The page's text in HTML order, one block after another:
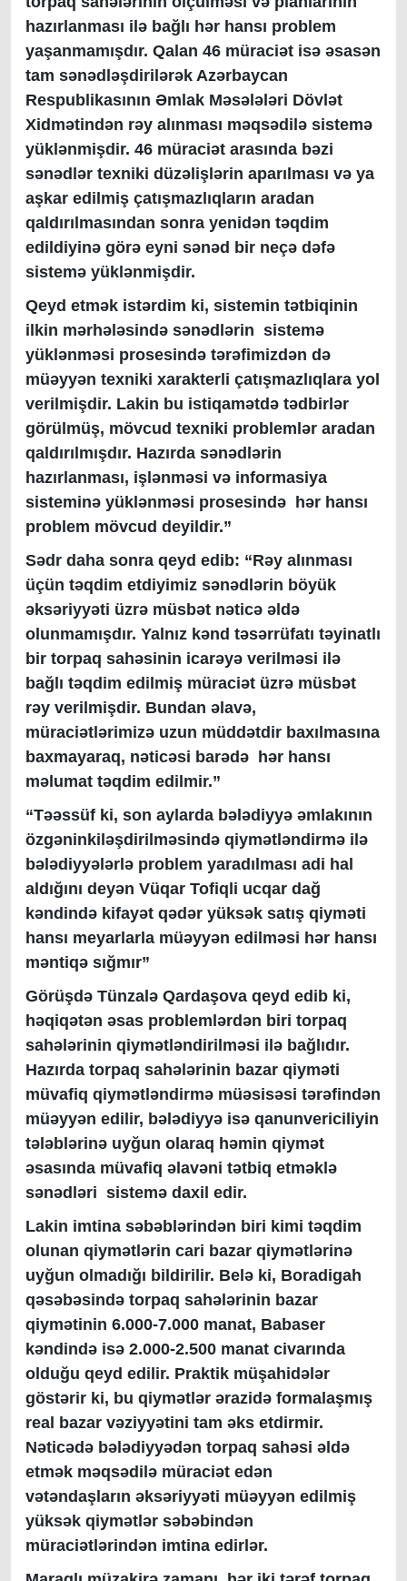
hazırlanması ilə bağlı hər hansı problem
yaşanmamışdır. Qalan 46 müraciət isə əsasən
tam sənədləşdirilərək Azərbaycan
Respublikasının Əmlak Məsələləri Dövlət
Xidmətindən rəy alınması məqsədilə sistemə
yüklənmişdir. 46 müraciət arasında bəzi
sənədlər texniki düzəlişlərin aparılması və ya
aşkar edilmiş çatışmazlıqların aradan
qaldırılmasından sonra yenidən təqdim
edildiyinə görə eyni sənəd bir neçə dəfə
sistemə yüklənmişdir.
Qeyd etmək istərdim ki, sistemin tətbiqinin
ilkin mərhələsində sənədlərin sistemə
yüklənməsi prosesində tərəfimizdən də
müəyyən texniki xarakterli çatışmazlıqlara yol
verilmişdir. Lakin bu istiqamətdə tədbirlər
görülmüş, mövcud texniki problemlər aradan
qaldırılmışdır. Hazırda sənədlərin
hazırlanması, işlənməsi və informasiya
sisteminə yüklənməsi prosesində hər hansı
problem mövcud deyildir.”
Sədr daha sonra qeyd edib: “Rəy alınması
üçün təqdim etdiyimiz sənədlərin böyük
əksəriyyəti üzrə müsbət nəticə əldə
olunmamışdır. Yalnız kənd təsərrüfatı təyinatlı
bir torpaq sahəsinin icarəyə verilməsi ilə
bağlı təqdim edilmiş müraciət üzrə müsbət
rəy verilmişdir. Bundan əlavə,
müraciətlərimizə uzun müddətdir baxılmasına
baxmayaraq, nəticəsi barədə hər hansı
məlumat təqdim edilmir.”
“Təəssüf ki, son aylarda bələdiyyə əmlakının
özgəninkiləşdirilməsində qiymətləndirmə ilə
bələdiyyələrlə problem yaradılması adi hal
aldığını deyən Vüqar Tofiqli ucqar dağ
kəndində kifayət qədər yüksək satış qiyməti
hansı meyarlarla müəyyən edilməsi hər hansı
məntiqə sığmır”
Görüşdə Tünzalə Qardaşova qeyd edib ki,
həqiqətən əsas problemlərdən biri torpaq
sahələrinin qiymətləndirilməsi ilə bağlıdır.
Hazırda torpaq sahələrinin bazar qiyməti
müvafiq qiymətləndirmə müəsisəsi tərəfindən
müəyyən edilir, bələdiyyə isə qanunvericiliyin
tələblərinə uyğun olaraq həmin qiymət
əsasında müvafiq əlavəni tətbiq etməklə
sənədləri sistemə daxil edir.
Lakin imtina səbəblərindən biri kimi təqdim
olunan qiymətlərin cari bazar qiymətlərinə
uyğun olmadığı bildirilir. Belə ki, Boradigah
qəsəbəsində torpaq sahələrinin bazar
qiymətinin 6.000-7.000 manat, Babaser
kəndində isə 2.000-2.500 manat civarında
olduğu qeyd edilir. Praktik müşahidələr
göstərir ki, bu qiymətlər ərazidə formalaşmış
real bazar vəziyyətini tam əks etdirmir.
Nəticədə bələdiyyədən torpaq sahəsi əldə
etmək məqsədilə müraciət edən
vətəndaşların əksəriyyəti müəyyən edilmiş
yüksək qiymətlər səbəbindən
müraciətlərindən imtina edirlər.